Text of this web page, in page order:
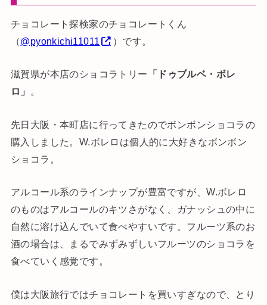
チョコレート探検家のチョコレートくん
（@pyonkichi11011 ）です。
滋賀県が本店のショコラトリー 「ドゥブルベ・ボレ
ロ」
。
先日大阪・本町店に行ってきたのでボンボンショコラの
購入しました。W.ボレロは個人的に大好きなボンボン
ショコラ。
アルコール系のラインナップが豊富ですが、W.ボレロ
のものはアルコールのキツさがなく、ガナッシュの中に
自然に溶け込んでいて食べやすいです。フルーツ系のお
酒の場合は、まるでみずみずしいフルーツのショコラを
食べていく感覚です。
僕は大阪旅行ではチョコレートを買いすぎなので、とり